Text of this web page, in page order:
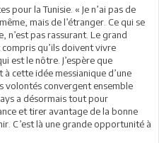
pour la Tunisie. « Je n’ai pas de
mais de l’étranger. Ce qui se
n’est pas rassurant. Le grand
qu’ils doivent vivre
est le nôtre. J’espère que
cette idée messianique d’une
volontés convergent ensemble
a désormais tout pour
et tirer avantage de la bonne
C’est là une grande opportunité à